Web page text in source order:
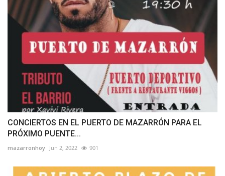
CONCIERTOS EN EL PUERTO DE MAZARRÓN PARA EL
PRÓXIMO PUENTE...
mazarronhoy Jun 2, 2022 901